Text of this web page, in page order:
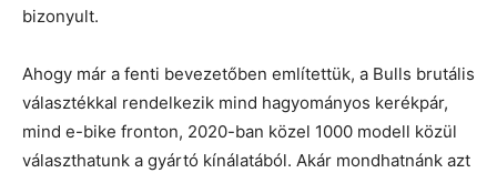
bizonyult.
Ahogy már a fenti bevezetőben említettük, a Bulls brutális
választékkal rendelkezik mind hagyományos kerékpár,
mind e-bike fronton, 2020-ban közel 1000 modell közül
választhatunk a gyártó kínálatából. Akár mondhatnánk azt